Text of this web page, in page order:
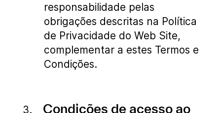
responsabilidade pelas
obrigações descritas na Política
de Privacidade do Web Site,
complementar a estes Termos e
Condições.
Condições de acesso ao